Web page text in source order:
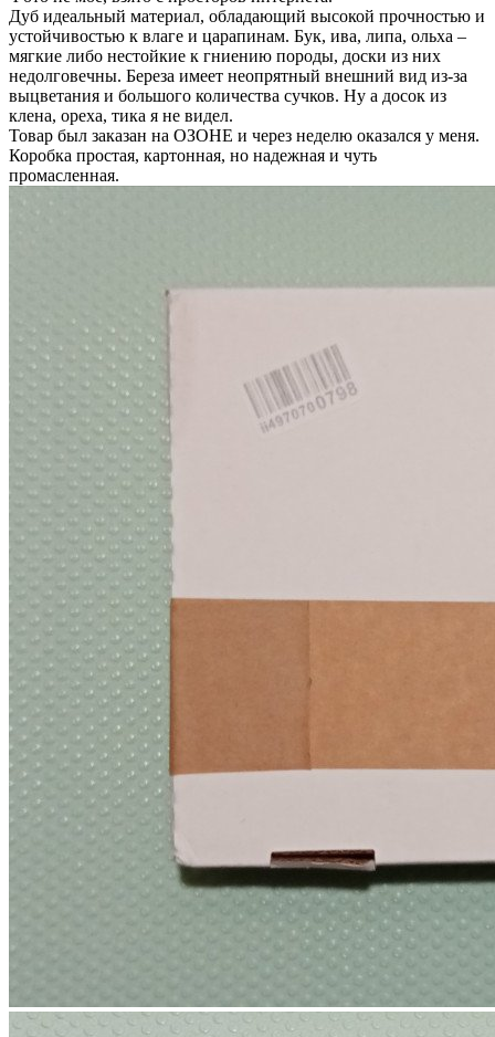
Дуб идеальный материал, обладающий высокой прочностью и
устойчивостью к влаге и царапинам. Бук, ива, липа, ольха –
мягкие либо нестойкие к гниению породы, доски из них
недолговечны. Береза имеет неопрятный внешний вид из-за
выцветания и большого количества сучков. Ну а досок из
клена, ореха, тика я не видел.
Товар был заказан на ОЗОНЕ и через неделю оказался у меня.
Коробка простая, картонная, но надежная и чуть
промасленная.